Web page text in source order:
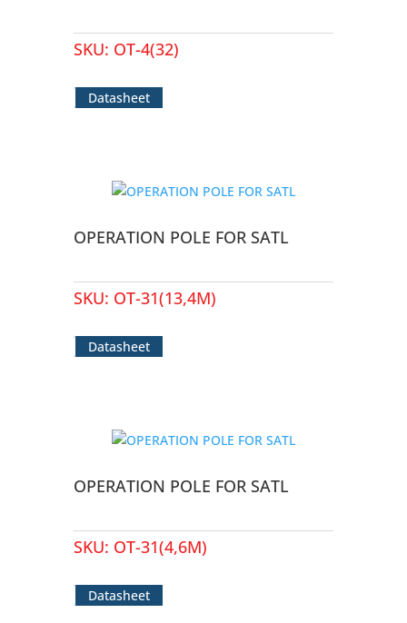
SKU: OT-4(32)
Datasheet
OPERATION POLE FOR SATL
SKU: OT-31(13,4M)
Datasheet
OPERATION POLE FOR SATL
SKU: OT-31(4,6M)
Datasheet